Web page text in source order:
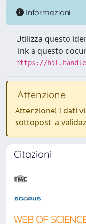
Informazioni
Utilizza questo
link a questo
https://
Attenzione
Attenzione! I dati
sottoposti a
Citazioni